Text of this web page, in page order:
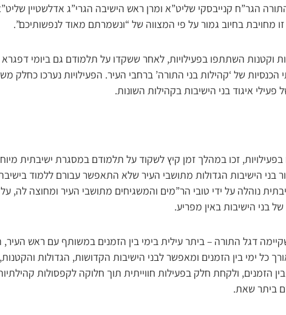
הגר”ח קנייבסקי שליט”א ומרן ראש הישיבה הגרי”ג אדלשטיין
מחויבת בחיוב גמור על פי המצווה של “ונשמרתם מאוד לנפשותיכם”.
וקטנות השתתפו בפעילויות, לאחר ששקדו על תלמודם גם ביומי דפגרא
של ‘קהילות בני התורה’ ברחבי העיר. הפעילויות נערכו כחלק
פעילי איגוד בני הישיבות בקהילות השונות.
זכו במהלך זמן קיץ לשקוד על תלמודם במסגרת ישיבתית
בני הישיבות הגדולות מתושבי העיר שלא התאפשר עבורם ללמוד
נוהלה על ידי טובי הר”מים והמשגיחים מתושבי העיר ומחוצה לה,
בני הישיבות באין מפריע.
דגל התורה – ביתר עילית בימי בין הזמנים במשותף עם ראש
כל ימי בין הזמנים ומאפשר לבני הישיבות הקדושות, הגדולות
הזמנים, ולקחת חלק בפעילות חווייתית תוך חלוקה לקפסולות
ביתר שאת.